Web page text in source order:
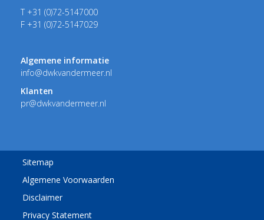
T +31 (0)72-5147000
F +31 (0)72-5147029
Algemene informatie
info@dwkvandermeer.nl
Klanten
pr@dwkvandermeer.nl
Sitemap
Algemene Voorwaarden
Disclaimer
Privacy Statement